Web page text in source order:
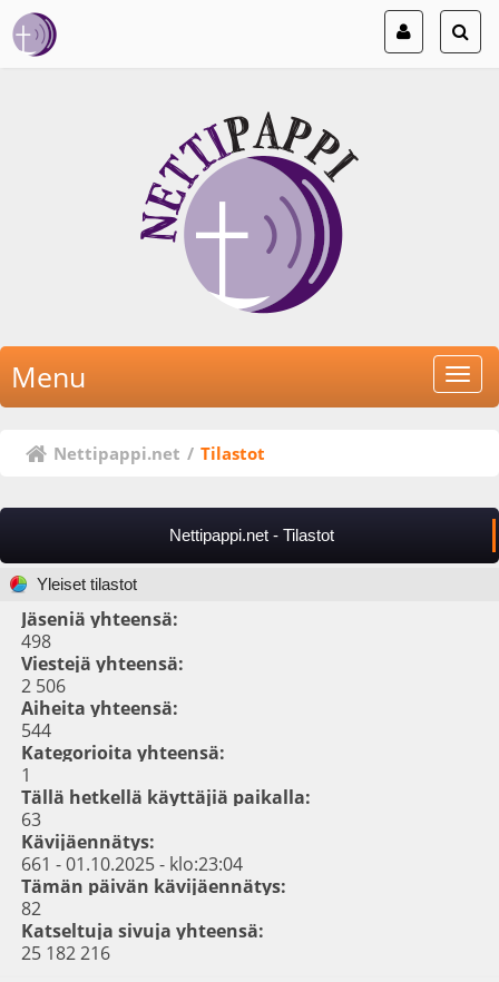
Menu
Nettipappi.net / Tilastot
Nettipappi.net - Tilastot
Yleiset tilastot
Jäseniä yhteensä:
498
Viestejä yhteensä:
2 506
Aiheita yhteensä:
544
Kategorioita yhteensä:
1
Tällä hetkellä käyttäjiä paikalla:
63
Kävijäennätys:
661 - 01.10.2025 - klo:23:04
Tämän päivän kävijäennätys:
82
Katseltuja sivuja yhteensä:
25 182 216